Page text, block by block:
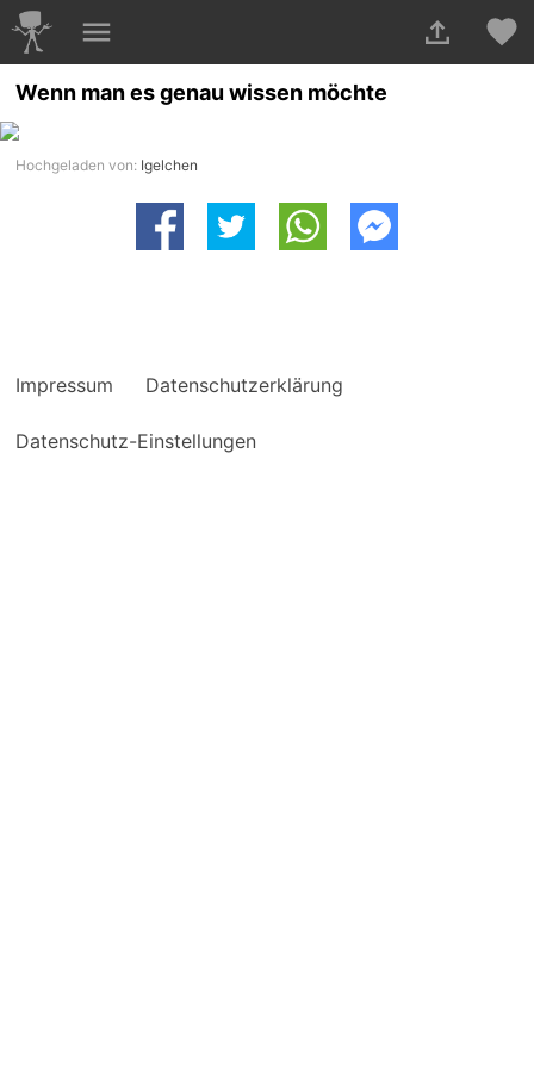
Wenn man es genau wissen möchte
Hochgeladen von: Igelchen
Impressum Datenschutzerklärung
Datenschutz-Einstellungen